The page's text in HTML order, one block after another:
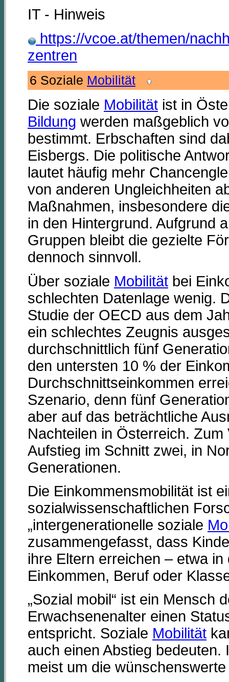
IT - Hinweis
https://vcoe.at/themen/
zentren
6 Soziale Mobilität
Die soziale Mobilität ist in
Bildung werden maßgeblich
bestimmt. Erbschaften sind
Eisbergs. Die politische
lautet häufig mehr
von anderen Ungleichheiten
Maßnahmen, insbesondere
in den Hintergrund. Aufgrund
Gruppen bleibt die gezielte
dennoch sinnvoll.
Über soziale Mobilität bei
schlechten Datenlage wenig.
Studie der OECD aus dem
ein schlechtes Zeugnis
durchschnittlich fünf
den untersten 10 % der
Durchschnittseinkommen
Szenario, denn fünf
aber auf das beträchtliche
Nachteilen in Österreich.
Aufstieg im Schnitt zwei, in
Generationen.
Die Einkommensmobilität ist
sozialwissenschaftlichen
„intergenerationelle soziale
zusammengefasst, dass
ihre Eltern erreichen – etwa
Einkommen, Beruf oder
„Sozial mobil“ ist ein Mensch
Erwachsenenalter einen
entspricht. Soziale Mobilität
auch einen Abstieg
meist um die